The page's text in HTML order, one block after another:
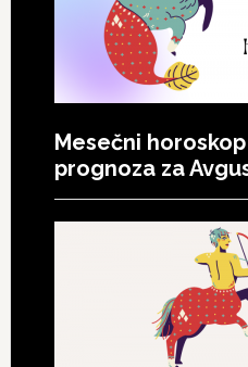
Mesečni
prognoza za